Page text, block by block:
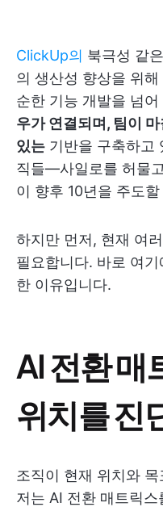
ClickUp의 북극성 같
의 생산성 향상을 위
순한 기능 개발을 넘어
우가 연결되며, 팀이
있는 기반을 구축하고
직들—사일로를 허물
이 향후 10년을 주도
하지만 먼저, 현재 여
필요합니다. 바로 여
한 이유입니다.
AI 전환 매
위치를 진
조직이 현재 위치와
저는 AI 전환 매트릭